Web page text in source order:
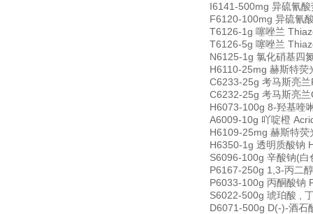
I6141-500mg 异硫氰
F6120-100mg 异硫氰
T6126-1g 噻唑兰
T6126-5g 噻唑兰
N6125-1g 氯化硝基四
H6110-25mg 赫斯特
C6233-25g 考马斯亮
C6232-25g 考马斯亮
H6073-100g 8-羟基喹
A6009-10g 吖啶橙
H6109-25mg 赫斯特
H6350-1g 透明质酸钠
S6096-100g 辛酸钠(
P6167-250g 1,3-丙二
P6033-100g 丙酮酸钠
S6022-500g 琥珀酸 ,
D6071-500g D(-)-酒石